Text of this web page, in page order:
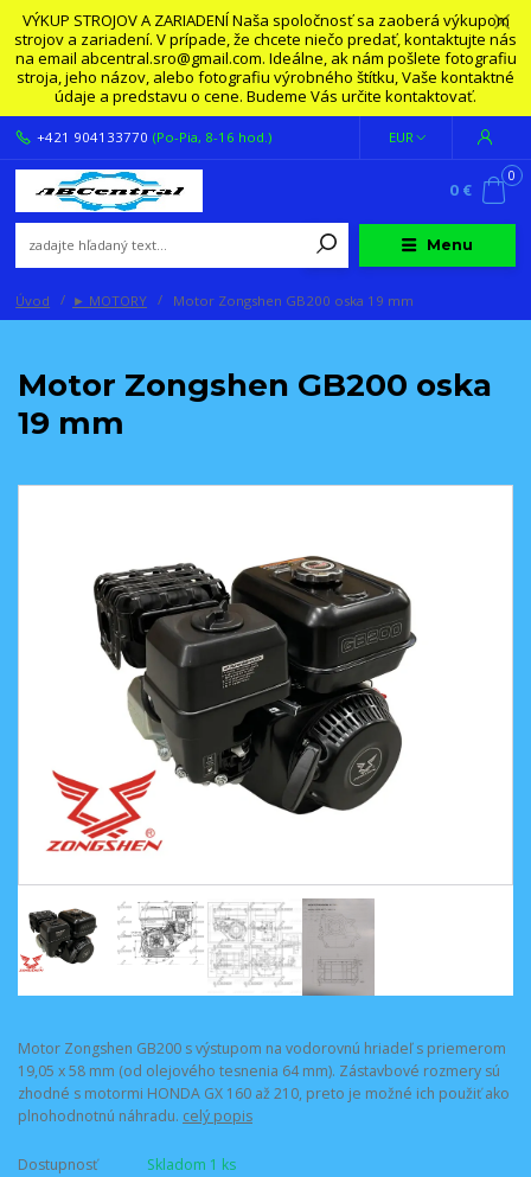
VÝKUP STROJOV A ZARIADENÍ Naša spoločnosť sa zaoberá výkupom
strojov a zariadení. V prípade, že chcete niečo predať, kontaktujte nás
na email abcentral.sro@gmail.com. Ideálne, ak nám pošlete fotografiu
stroja, jeho názov, alebo fotografiu výrobného štítku, Vaše kontaktné
údaje a predstavu o cene. Budeme Vás určite kontaktovať.
Menu
EUR
+421 904133770 (Po-Pia, 8-16 hod.)
0
0 €
Úvod ► MOTORY Motor Zongshen GB200 oska 19 mm
Motor Zongshen GB200 oska
19 mm
Motor Zongshen GB200 s výstupom na vodorovnú hriadeľ s priemerom
19,05 x 58 mm (od olejového tesnenia 64 mm). Zástavbové rozmery sú
zhodné s motormi HONDA GX 160 až 210, preto je možné ich použiť ako
plnohodnotnú náhradu. celý popis
Dostupnosť
Skladom 1 ks